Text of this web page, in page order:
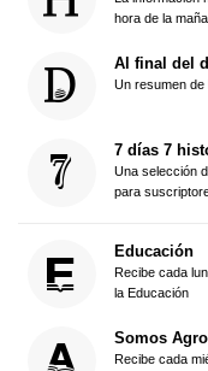
hora de la
Al final del
Un resumen
7 días 7
Una selección
para
Educación
Recibe cada
la Educación
Somos Agro
Recibe cada